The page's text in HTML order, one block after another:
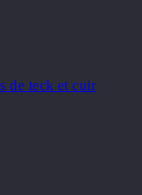
de teck et cuir